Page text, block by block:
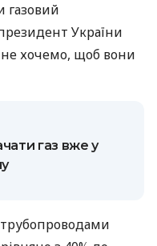
газовий
України
хочемо, щоб вони
газ вже у